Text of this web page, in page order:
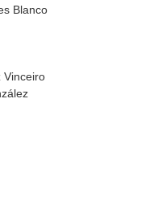
Blanco
Vinceiro